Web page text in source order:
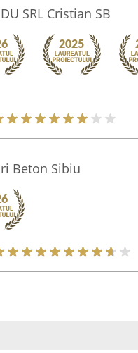
SRL Cristian SB
Beton Sibiu